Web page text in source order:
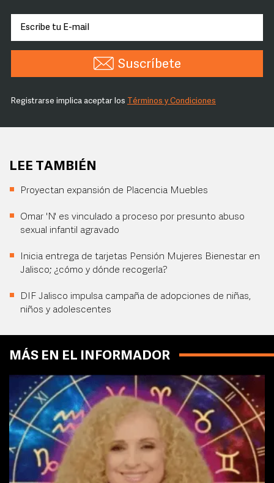
Suscríbete
Registrarse implica aceptar los Términos y Condiciones
LEE TAMBIÉN
Proyectan expansión de Placencia Muebles
Omar 'N' es vinculado a proceso por presunto abuso
sexual infantil agravado
Inicia entrega de tarjetas Pensión Mujeres Bienestar en
Jalisco; ¿cómo y dónde recogerla?
DIF Jalisco impulsa campaña de adopciones de niñas,
niños y adolescentes
MÁS EN EL INFORMADOR